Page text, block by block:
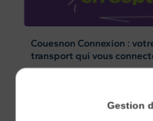
Couesnon Connexion :
transport qui vous
transport en commun, Couesnon
Gestion